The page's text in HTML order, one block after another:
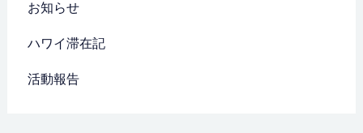
お知らせ
ハワイ滞在記
活動報告